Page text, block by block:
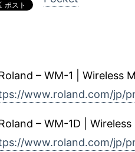
Roland – WM-1 | Wireless
www.roland.com/jp/
Roland – WM-1D | Wireless
www.roland.com/jp/